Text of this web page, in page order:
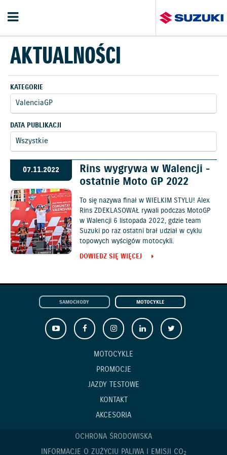
AKTUALNOŚCI
KATEGORIE
DATA PUBLIKACJI
07.11.2022
Rins wygrywa w Walencji -
ostatnie Moto GP 2022
To się nazywa finał w WIELKIM STYLU! Alex
Rins ZDEKLASOWAŁ rywali podczas MotoGP
w Walencji 6 listopada 2022, gdzie team
Suzuki po raz ostatni brał udział w cyklu
topowych wyścigów motocykli.
DOWIEDZ SIĘ WIĘCEJ
SAMOCHODY MOTOCYKLE
MOTOCYKLE
PROMOCJE
JAZDY TESTOWE
KONTAKT
AKCESORIA
OCHRONA ŚRODOWISKA
INFORMACJE O ZUŻYCIU PALIWA I EMISJI CO2